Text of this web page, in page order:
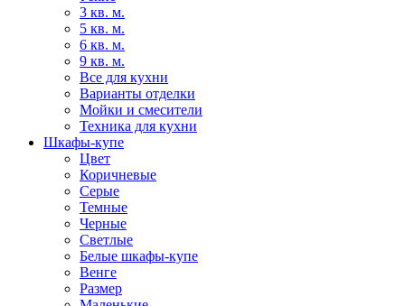
3 кв. м.
5 кв. м.
6 кв. м.
9 кв. м.
Все для кухни
Варианты отделки
Мойки и смесители
Техника для кухни
Шкафы-купе
Цвет
Коричневые
Серые
Темные
Черные
Светлые
Белые шкафы-купе
Венге
Размер